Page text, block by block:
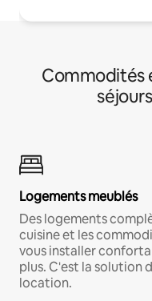
Commodités
Logements meublés
Des logements
cuisine et les
vous installer
plus. C'est la solution
location.